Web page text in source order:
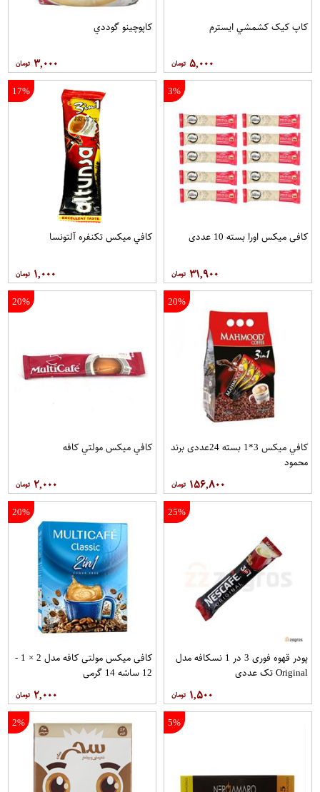
کاپ کيک کشمشي ايسترم
۵,۰۰۰
کاپوچينو گوددي
۳,۰۰۰
3%
کافی میکس اورا بسته 10 عددی
۳۱,۹۰۰
17%
کافي ميکس تکنفره آلتونسا
۱,۰۰۰
20%
کافي ميکس 3*1 بسته 24عددی برند
محمود
۱۵۶,۸۰۰
20%
کافي ميکس مولتي کافه
۲,۰۰۰
25%
پودر قهوه فوری 3 در 1 نسکافه مدل
Original تک عددی
۱,۵۰۰
20%
کافی میکس مولتی کافه مدل 2 × 1 -
12 ساشه 14 گرمی
۲,۰۰۰
5%
2%